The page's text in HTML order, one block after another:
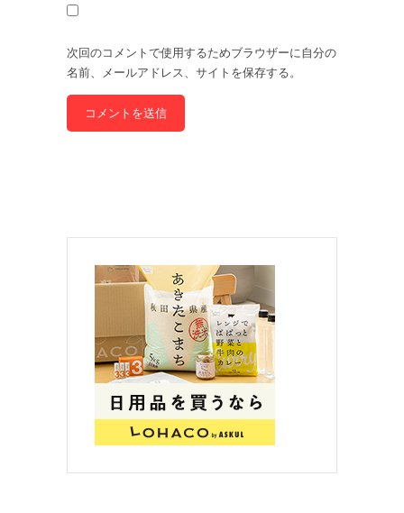
次回のコメントで使用するためブラウザーに自分の
名前、メールアドレス、サイトを保存する。